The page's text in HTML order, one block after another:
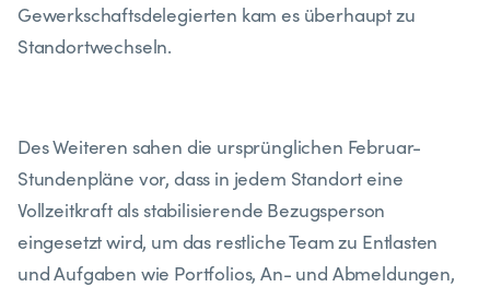
Gewerkschaftsdelegierten kam es überhaupt zu
Standortwechseln.
Des Weiteren sahen die ursprünglichen Februar-
Stundenpläne vor, dass in jedem Standort eine
Vollzeitkraft als stabilisierende Bezugsperson
eingesetzt wird, um das restliche Team zu Entlasten
und Aufgaben wie Portfolios, An- und Abmeldungen,